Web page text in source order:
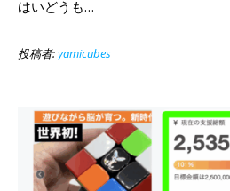
はいどうも…
投稿者:yamicubes